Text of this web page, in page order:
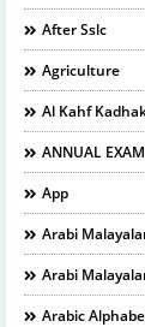
After Sslc
Agriculture
Al Kahf
ANNUAL
App
Arabi
Arabi
Arabic